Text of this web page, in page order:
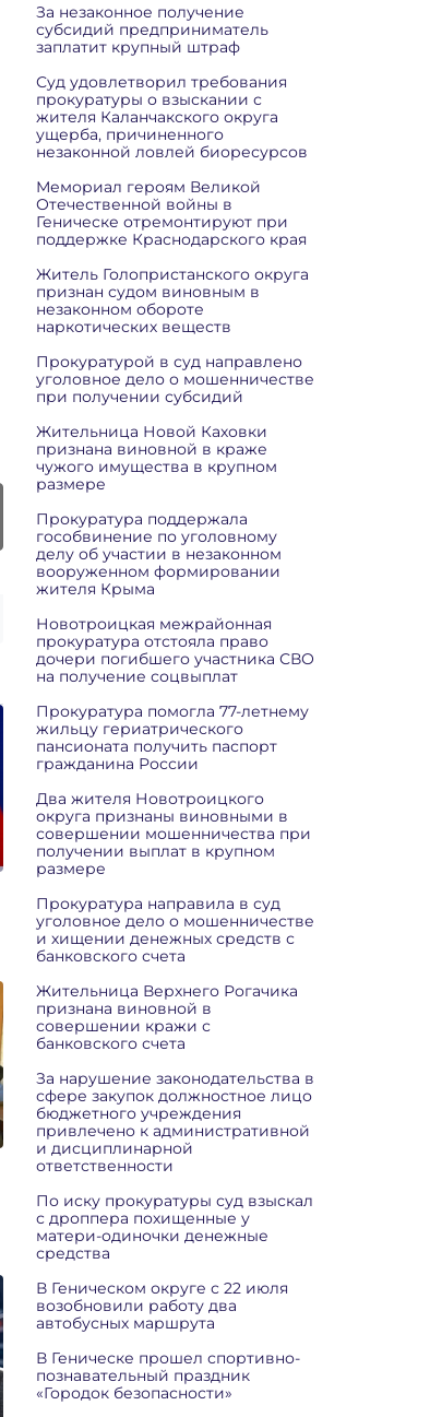
За незаконное получение
субсидий предприниматель
заплатит крупный штраф
Суд удовлетворил требования
прокуратуры о взыскании с
жителя Каланчакского округа
ущерба, причиненного
незаконной ловлей биоресурсов
Мемориал героям Великой
Отечественной войны в
Геническе отремонтируют при
поддержке Краснодарского края
Житель Голопристанского округа
признан судом виновным в
незаконном обороте
наркотических веществ
Прокуратурой в суд направлено
уголовное дело о мошенничестве
при получении субсидий
Жительница Новой Каховки
признана виновной в краже
чужого имущества в крупном
размере
Прокуратура поддержала
гособвинение по уголовному
делу об участии в незаконном
вооруженном формировании
жителя Крыма
Новотроицкая межрайонная
прокуратура отстояла право
дочери погибшего участника СВО
на получение соцвыплат
Прокуратура помогла 77-летнему
жильцу гериатрического
пансионата получить паспорт
гражданина России
Два жителя Новотроицкого
округа признаны виновными в
совершении мошенничества при
получении выплат в крупном
размере
Прокуратура направила в суд
уголовное дело о мошенничестве
и хищении денежных средств с
банковского счета
Жительница Верхнего Рогачика
признана виновной в
совершении кражи с
банковского счета
За нарушение законодательства в
сфере закупок должностное лицо
бюджетного учреждения
привлечено к административной
и дисциплинарной
ответственности
По иску прокуратуры суд взыскал
с дроппера похищенные у
матери-одиночки денежные
средства
В Геническом округе с 22 июля
возобновили работу два
автобусных маршрута
В Геническе прошел спортивно-
познавательный праздник
«Городок безопасности»